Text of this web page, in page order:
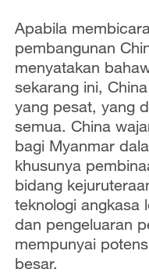
Apabila
pembangunan
menyatakan
sekarang ini,
yang pesat, yang
semua. China
bagi Myanmar
khusunya
bidang
teknologi angkasa
dan pengeluaran
mempunyai
besar.